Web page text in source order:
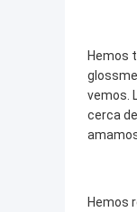
Hemos
vemos.
cerca
Hemos